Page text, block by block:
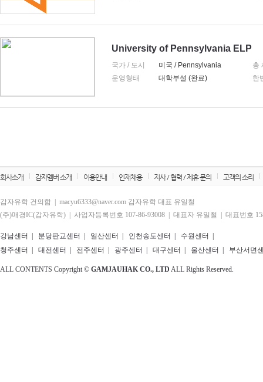
University of Pennsylvania ELP
국가 / 도시 미국 / Pennsylvania
총
운영형태
대학부설 (완료) 한
회사소개 감자멤버 소개 이용안내 인재채용 지사 / 협력 / 제휴 문의 고객의 소리
감자유학 건의함 | macyu6333@naver.com 감자유학 대표 유일철
(주)매경IC(감자유학) | 사업자등록번호 107-86-93008 | 대표자 유일철 | 대표번호
강남센터 분당판교센터 일산센터 인천송도센터 수원센터
청주센터
대전센터 전주센터 광주센터 대구센터 울산센터 부산서면
ALL CONTENTS Copyright © GAMJAUHAK CO., LTD ALL Rights Reserved.